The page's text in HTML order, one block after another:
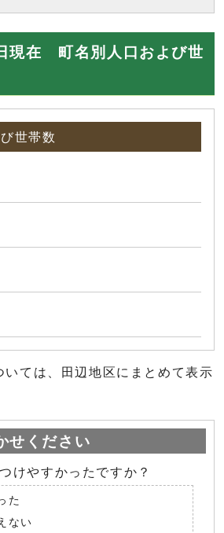
現在 町名別人口および世
世帯数
ては、田辺地区にまとめて表示
せください
けやすかったですか？
た
ない